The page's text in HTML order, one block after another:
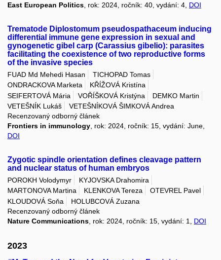
East European Politics , rok: 2024, ročník: 40, vydání: 4, DOI
Trematode Diplostomum pseudospathaceum inducing
differential immune gene expression in sexual and
gynogenetic gibel carp (Carassius gibelio): parasites
facilitating the coexistence of two reproductive forms
of the invasive species
FUAD Md Mehedi Hasan
TICHOPAD Tomas
ONDRACKOVA Marketa
KŘÍŽOVÁ Kristína
SEIFERTOVÁ Mária
VOŘÍŠKOVÁ Kristýna
DEMKO Martin
VETEŠNÍK Lukáš
VETEŠNÍKOVÁ ŠIMKOVÁ Andrea
Recenzovaný odborný článek
Frontiers in immunology , rok: 2024, ročník: 15, vydání: June,
DOI
Zygotic spindle orientation defines cleavage pattern
and nuclear status of human embryos
POROKH Volodymyr
KYJOVSKA Drahomira
MARTONOVA Martina
KLENKOVA Tereza
OTEVREL Pavel
KLOUDOVÁ Soňa
HOLUBCOVÁ Zuzana
Recenzovaný odborný článek
Nature Communications , rok: 2024, ročník: 15, vydání: 1, DOI
2023